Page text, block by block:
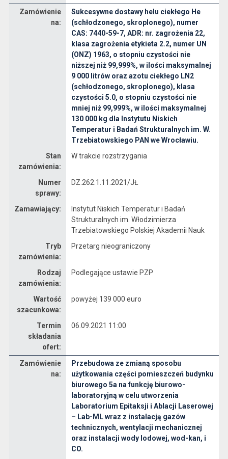
Zamówienie
na:
Sukcesywne dostawy helu ciekłego He
(schłodzonego, skroplonego), numer
CAS: 7440-59-7, ADR: nr. zagrożenia 22,
klasa zagrożenia etykieta 2.2, numer UN
(ONZ) 1963, o stopniu czystości nie
niższej niż 99,999%, w ilości maksymalnej
9 000 litrów oraz azotu ciekłego LN2
(schłodzonego, skroplonego), klasa
czystości 5.0, o stopniu czystości nie
mniej niż 99,999%, w ilości maksymalnej
130 000 kg dla Instytutu Niskich
Temperatur i Badań Strukturalnych im. W.
Trzebiatowskiego PAN we Wrocławiu.
Stan
zamówienia:
W trakcie rozstrzygania
Numer
sprawy:
DZ.262.1.11.2021/JŁ
Zamawiający:
Instytut Niskich Temperatur i Badań
Strukturalnych im. Włodzimierza
Trzebiatowskiego Polskiej Akademii Nauk
Tryb
zamówienia:
Przetarg nieograniczony
Rodzaj
zamówienia:
Podlegające ustawie PZP
Wartość
szacunkowa:
powyżej 139 000 euro
Termin
składania
ofert:
06.09.2021 11:00
Zamówienie
na:
Przebudowa ze zmianą sposobu
użytkowania części pomieszczeń budynku
biurowego 5a na funkcję biurowo-
laboratoryjną w celu utworzenia
Laboratorium Epitaksji i Ablacji Laserowej
– Lab-ML wraz z instalacją gazów
technicznych, wentylacji mechanicznej
oraz instalacji wody lodowej, wod-kan, i
CO.